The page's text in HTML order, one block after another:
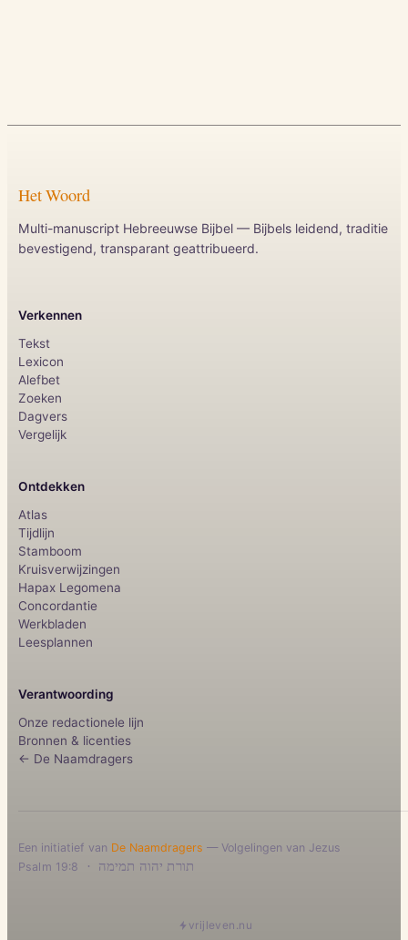
Het Woord
Multi-manuscript Hebreeuwse Bijbel — Bijbels leidend, traditie
bevestigend, transparant geattribueerd.
Verkennen
Tekst
Lexicon
Alefbet
Zoeken
Dagvers
Vergelijk
Ontdekken
Atlas
Tijdlijn
Stamboom
Kruisverwijzingen
Hapax Legomena
Concordantie
Werkbladen
Leesplannen
Verantwoording
Onze redactionele lijn
Bronnen & licenties
← De Naamdragers
Een initiatief van De Naamdragers — Volgelingen van Jezus
תורת יהוה תמימה ·
Psalm 19:8
vrijleven.nu